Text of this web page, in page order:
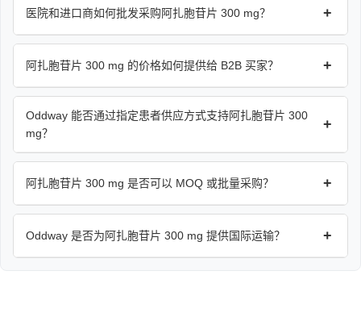
医院和进口商如何批发采购阿扎胞苷片 300 mg？ +
阿扎胞苷片 300 mg 的价格如何提供给 B2B 买家？ +
Oddway 能否通过指定患者供应方式支持阿扎胞苷片 300
mg？
+
阿扎胞苷片 300 mg 是否可以 MOQ 或批量采购？ +
Oddway 是否为阿扎胞苷片 300 mg 提供国际运输？ +